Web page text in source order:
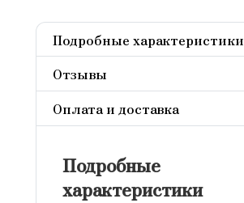
Подробные характеристики
Отзывы
Оплата и доставка
Подробные
характеристики